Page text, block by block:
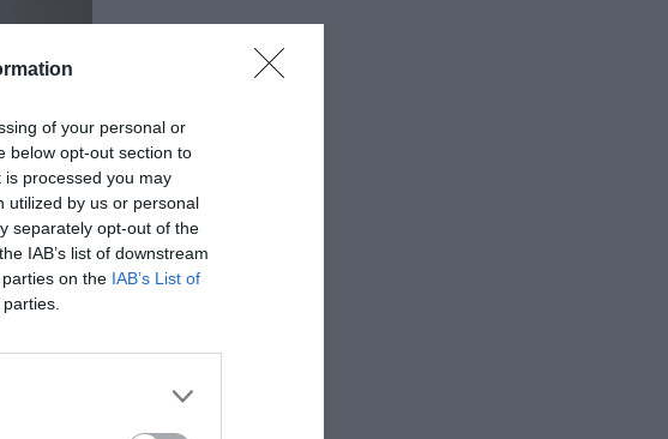
of your personal or
below opt-out section to
processed you may
utilized by us or personal
separately opt-out of the
IAB’s list of downstream
on the IAB’s List of
en sus